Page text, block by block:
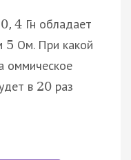
0, 4Гн обладает
5 Ом. При какой
оммическое
в 20 раз